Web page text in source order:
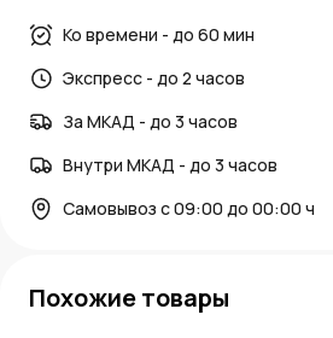
Пластик; Страна: РОССИЯ;
Ко времени - до 60 мин
Экспресс - до 2 часов
За МКАД - до 3 часов
Внутри МКАД - до 3 часов
Самовывоз с 09:00 до 00:00 ч
Похожие товары